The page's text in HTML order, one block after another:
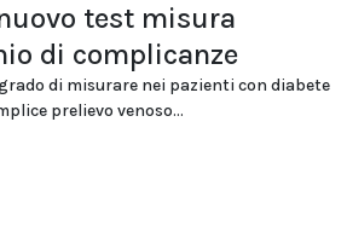
test misura
di complicanze
di misurare nei pazienti con diabete
prelievo venoso...